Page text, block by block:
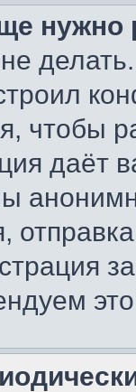
нужно
чтобы
даёт